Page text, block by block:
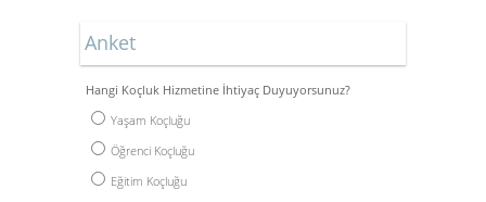
Anket
Hangi Koçluk Hizmetine İhtiyaç Duyuyorsunuz?
Yaşam Koçluğu
Öğrenci Koçluğu
Eğitim Koçluğu